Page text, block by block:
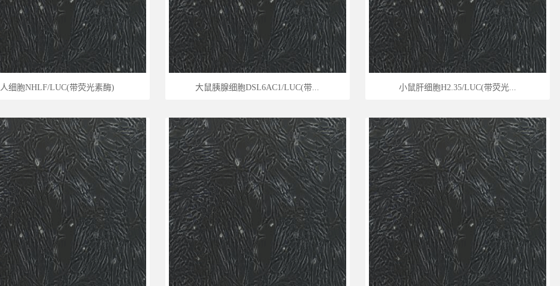
人细胞NHLF/LUC(带荧光素酶) 大鼠胰腺细胞DSL6AC1/LUC(带... 小鼠肝细胞H2.35/LUC(带荧光...